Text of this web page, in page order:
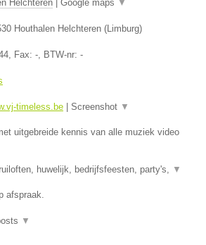
Helchteren Google maps ▼
Houthalen Helchteren (Limburg)
, Fax: -, BTW-nr: -
timeless.be Screenshot ▼
uitgebreide kennis van alle muziek video
huwelijk, bedrijfsfeesten, party's, ▼
afspraak.
▼